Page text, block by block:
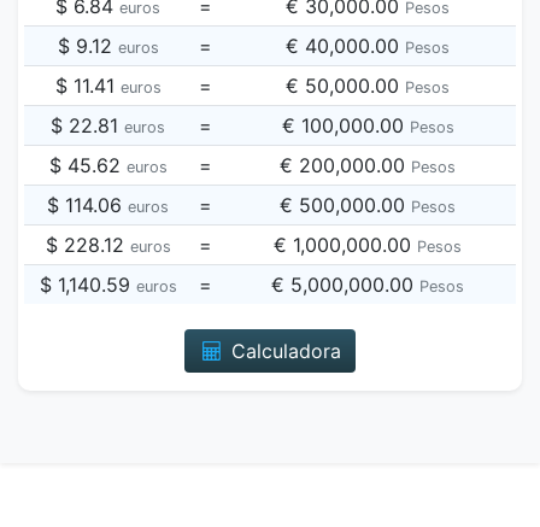
$ 6.84 euros = € 30,000.00 Pesos
$ 9.12 euros = € 40,000.00 Pesos
$ 11.41 euros = € 50,000.00 Pesos
$ 22.81 euros = € 100,000.00 Pesos
$ 45.62 euros = € 200,000.00 Pesos
$ 114.06 euros = € 500,000.00 Pesos
$ 228.12 euros = € 1,000,000.00 Pesos
$ 1,140.59 euros = € 5,000,000.00 Pesos
Calculadora